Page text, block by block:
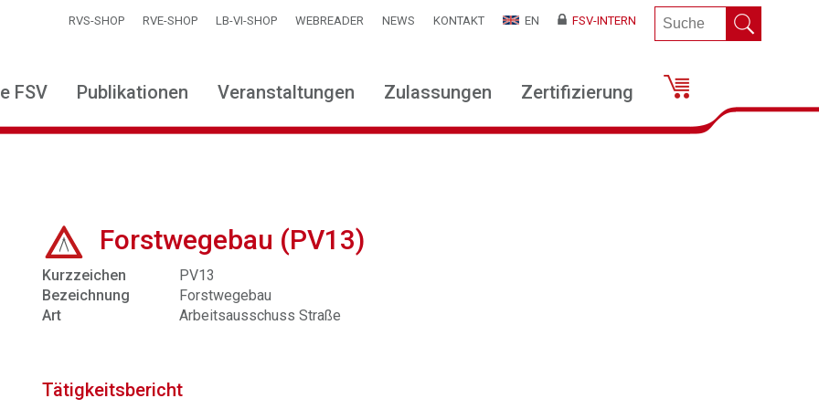
RVS-SHOP RVE-SHOP LB-VI-SHOP WEBREADER NEWS KONTAKT EN FSV-INTERN
FSV Publikationen Veranstaltungen Zulassungen Zertifizierung
Forstwegebau (PV13)
Kurzzeichen
PV13
Bezeichnung
Forstwegebau
Art
Arbeitsausschuss Straße
Tätigkeitsbericht